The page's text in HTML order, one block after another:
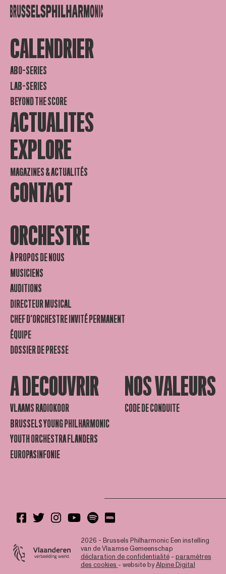
CALENDRIER
ABO-SERIES
LAB-SERIES
BEYOND THE SCORE
ACTUALITES
EXPLORE
MAGAZINES & ACTUALITÉS
CONTACT
ORCHESTRE
À PROPOS DE NOUS
MUSICIENS
AUDITIONS
DIRECTEUR MUSICAL
CHEF D’ORCHESTRE INVITÉ PERMANENT
ÉQUIPE
DOSSIER DE PRESSE
A DECOUVRIR
VLAAMS RADIOKOOR
BRUSSELS YOUNG PHILHARMONIC
YOUTH ORCHESTRA FLANDERS
EUROPASINFONIE
NOS VALEURS
CODE DE CONDUITE
2026 - Brussels PhilharmonicEen instelling
van de Vlaamse Gemeenschap
déclaration de confidentialité- paramètres
des cookies - website byAlpine Digital